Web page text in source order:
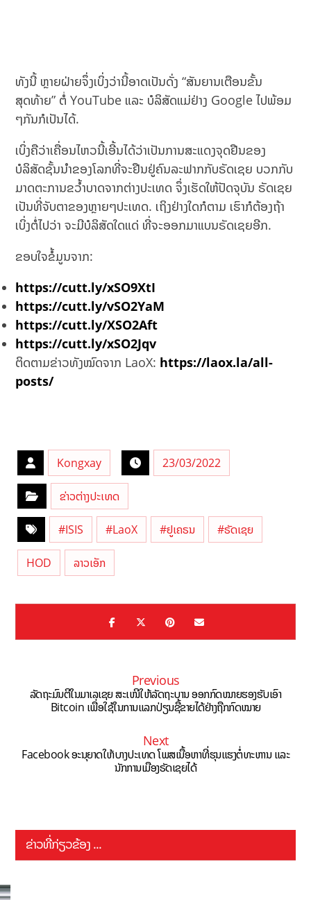
ທັງນີ້ ຫຼາຍຝ່າຍຈຶ່ງເບິ່ງວ່ານີ້ອາດເປັນດັ່ງ “ສັນຍານເຕືອນຂັ້ນ
ສຸດທ້າຍ” ຕໍ່ YouTube ແລະ ບໍລິສັດແມ່ຢ່າງ Google ໄປພ້ອມ
ໆກັນກໍເປັນໄດ້.
ເບິ່ງຄືວ່າເຄື່ອນໄຫວນີ້ເອີ້ນໄດ້ວ່າເປັນການສະແດງຈຸດຢືນຂອງ
ບໍລິສັດຊັ້ນນຳຂອງໂລກທີ່ຈະຢືນຢູ່ຄົນລະຟາກກັບຣັດເຊຍ ບວກກັບ
ມາດຕະການຂວໍ້າບາດຈາກຕ່າງປະເທດ ຈຶ່ງເຮັດໃຫ້ປັດຈຸບັນ ຣັດເຊຍ
ເປັນທີ່ຈັບຕາຂອງຫຼາຍໆປະເທດ. ເຖິງຢ່າງໃດກໍຕາມ ເຮົາກໍຕ້ອງຖ້າ
ເບິ່ງຕໍ່ໄປວ່າ ຈະມີບໍລິສັດໃດແດ່ ທີ່ຈະອອກມາແບນຣັດເຊຍອີກ.
ຂອບໃຈຂໍ້ມູນຈາກ:
https://cutt.ly/xSO9XtI
https://cutt.ly/vSO2YaM
https://cutt.ly/XSO2Aft
https://cutt.ly/xSO2Jqv
ຕິດຕາມຂ່າວທັງໝົດຈາກ LaoX: https://laox.la/all-
posts/
Kongxay 23/03/2022
ຂ່າວຕ່າງປະເທດ
#ISIS #LaoX #ຢູເຄຣນ #ຣັດເຊຍ
HOD ລາວເອັກ
Previous
ລັດຖະມົນຕີໃນມາເລເຊຍ ສະເໜີໃຫ້ລັດຖະບານ ອອກກົດໝາຍຮອງຮັບເອົາ
Bitcoin ເພື່ອໃຊ້ໃນການແລກປ່ຽນຊື້ຂາຍໄດ້ຢ່າງຖືກກົດໝາຍ
Next
Facebook ອະນຸຍາດໃຫ້ບາງປະເທດ ໂພສເນື້ອຫາທີ່ຮຸນແຮງຕໍ່ທະຫານ ແລະ
ນັກການເມືອງຣັດເຊຍໄດ້
ຂ່າວທີ່ກ່ຽວຂ້ອງ ...